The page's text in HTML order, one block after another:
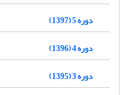
دوره 5 (1397)
دوره 4 (1396)
دوره 3 (1395)